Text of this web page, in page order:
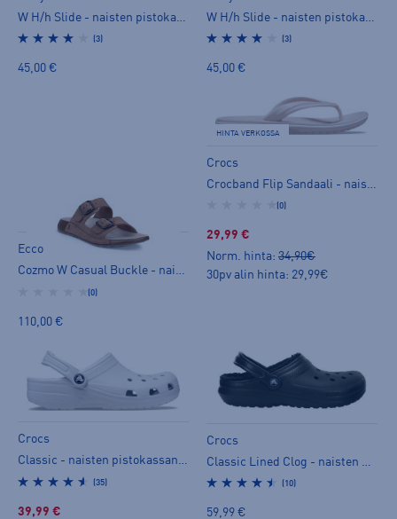
(3)
45,00 €
(3)
45,00 €
Ecco
Cozmo W Casual Buckle - naisten pistokassandaalit
(0)
110,00 €
HINTA VERKOSSA
Crocs
(0)
29,99 €
Norm. hinta: 34,90€
30pv alin hinta: 29,99€
Crocs
Classic - naisten pistokassandaalit
(35)
39,99 €
Crocs
(10)
59,99 €